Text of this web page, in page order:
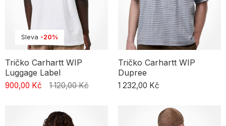
Sleva -20%
Tričko Carhartt WIP
Luggage Label
900,00 Kč 1 120,00 Kč
Tričko Carhartt WIP
Dupree
1 232,00 Kč